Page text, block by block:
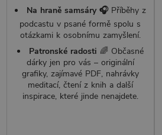
Na hraně samsáry 🎧 Příběhy z
podcastu v psané formě spolu s
otázkami k osobnímu zamyšlení.
Patronské radosti 🌈 Občasné
dárky jen pro vás –⁠ originální
grafiky, zajímavé PDF, nahrávky
meditací, čtení z knih a další
inspirace, které jinde nenajdete.